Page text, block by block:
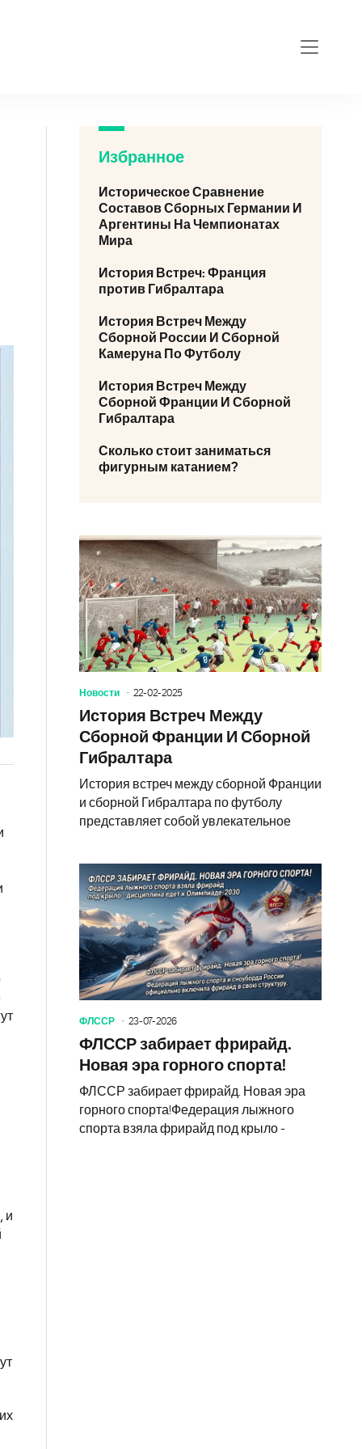
и
Избранное
Историческое Сравнение
Составов Сборных Германии И
Аргентины На Чемпионатах
Мира
История Встреч: Франция
против Гибралтара
История Встреч Между
Сборной России И Сборной
Камеруна По Футболу
История Встреч Между
Сборной Франции И Сборной
Гибралтара
Сколько стоит заниматься
фигурным катанием?
Новости 22-02-2025
История Встреч Между
Сборной Франции И Сборной
Гибралтара
История встреч между сборной Франции
и сборной Гибралтара по футболу
представляет собой увлекательное
ФЛССР 23-07-2026
ФЛССР забирает фрирайд.
Новая эра горного спорта!
ФЛССР забирает фрирайд. Новая эра
горного спорта!Федерация лыжного
спорта взяла фрирайд под крыло -